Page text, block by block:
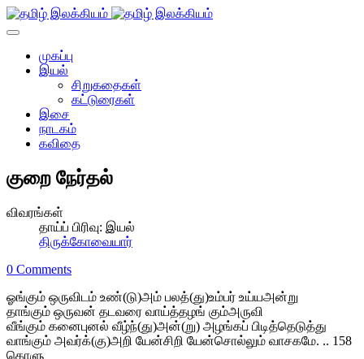
முகப்பு
இயல்
சிறுகதைகள்
கட்டுரைகள்
இசை
நாடகம்
கவிதை
குறை நேர்தல்
விவரங்கள்
தாய்ப் பிரிவு: இயல்
திருக்கோவையார்
0 Comments
ஓங்கும் ஒருவிடம் உண்(டு)அம் பலத்(து)உம்பர் உய்யஅன்று
தாங்கும் ஒருவன் தடவரை வாய்த்தழங் கும்அருவி
வீங்கும் கனைபுனல் வீழ்ந்(து)அன்(று) அழங்கப் பிடித்தெடுத்து
வாங்கும் அவர்க்(கு)அறி யேன்சிறி யேன்சொல்லும் வாசகமே. .. 158
கொளு